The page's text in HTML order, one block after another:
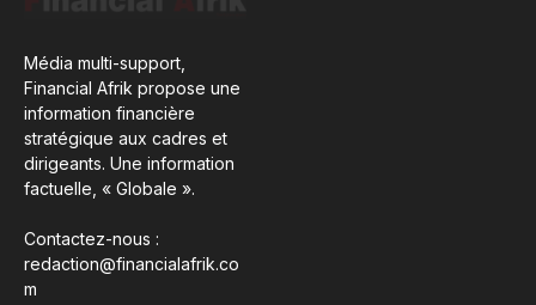
Média multi-support,
Financial Afrik propose une
information financière
stratégique aux cadres et
dirigeants. Une information
factuelle, « Globale ».
Contactez-nous :
redaction@financialafrik.co
m